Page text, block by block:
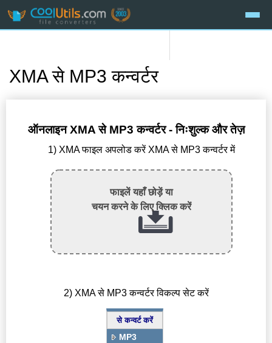
XMA से MP3 कन्वर्टर
ऑनलाइन XMA से MP3 कन्वर्टर - निःशुल्क और तेज़
1) XMA फाइल अपलोड करें XMA से MP3 कन्वर्टर में
फाइलें यहाँ छोड़ें या
चयन करने के लिए क्लिक करें
2) XMA से MP3 कन्वर्टर विकल्प सेट करें
से कन्वर्ट करें
MP3